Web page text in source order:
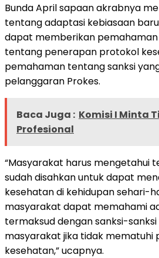
Bunda April sapaan akrabnya
tentang adaptasi kebiasaan
dapat memberikan
tentang penerapan protokol
pemahaman tentang sanksi
pelanggaran Prokes.
Baca Juga : Komisi I Minta
Profesional
“Masyarakat harus mengetahui
sudah disahkan untuk dapat
kesehatan di kehidupan sehari-
masyarakat dapat memahami
termaksud dengan sanksi-
masyarakat jika tidak
kesehatan,” ucapnya.